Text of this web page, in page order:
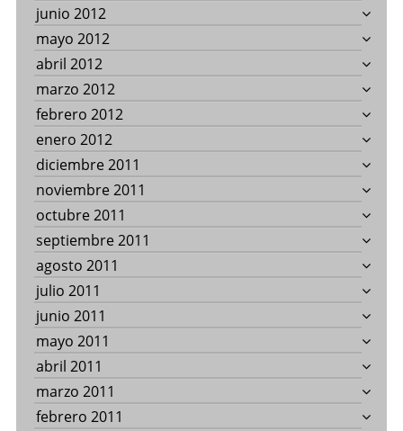
junio 2012
mayo 2012
abril 2012
marzo 2012
febrero 2012
enero 2012
diciembre 2011
noviembre 2011
octubre 2011
septiembre 2011
agosto 2011
julio 2011
junio 2011
mayo 2011
abril 2011
marzo 2011
febrero 2011